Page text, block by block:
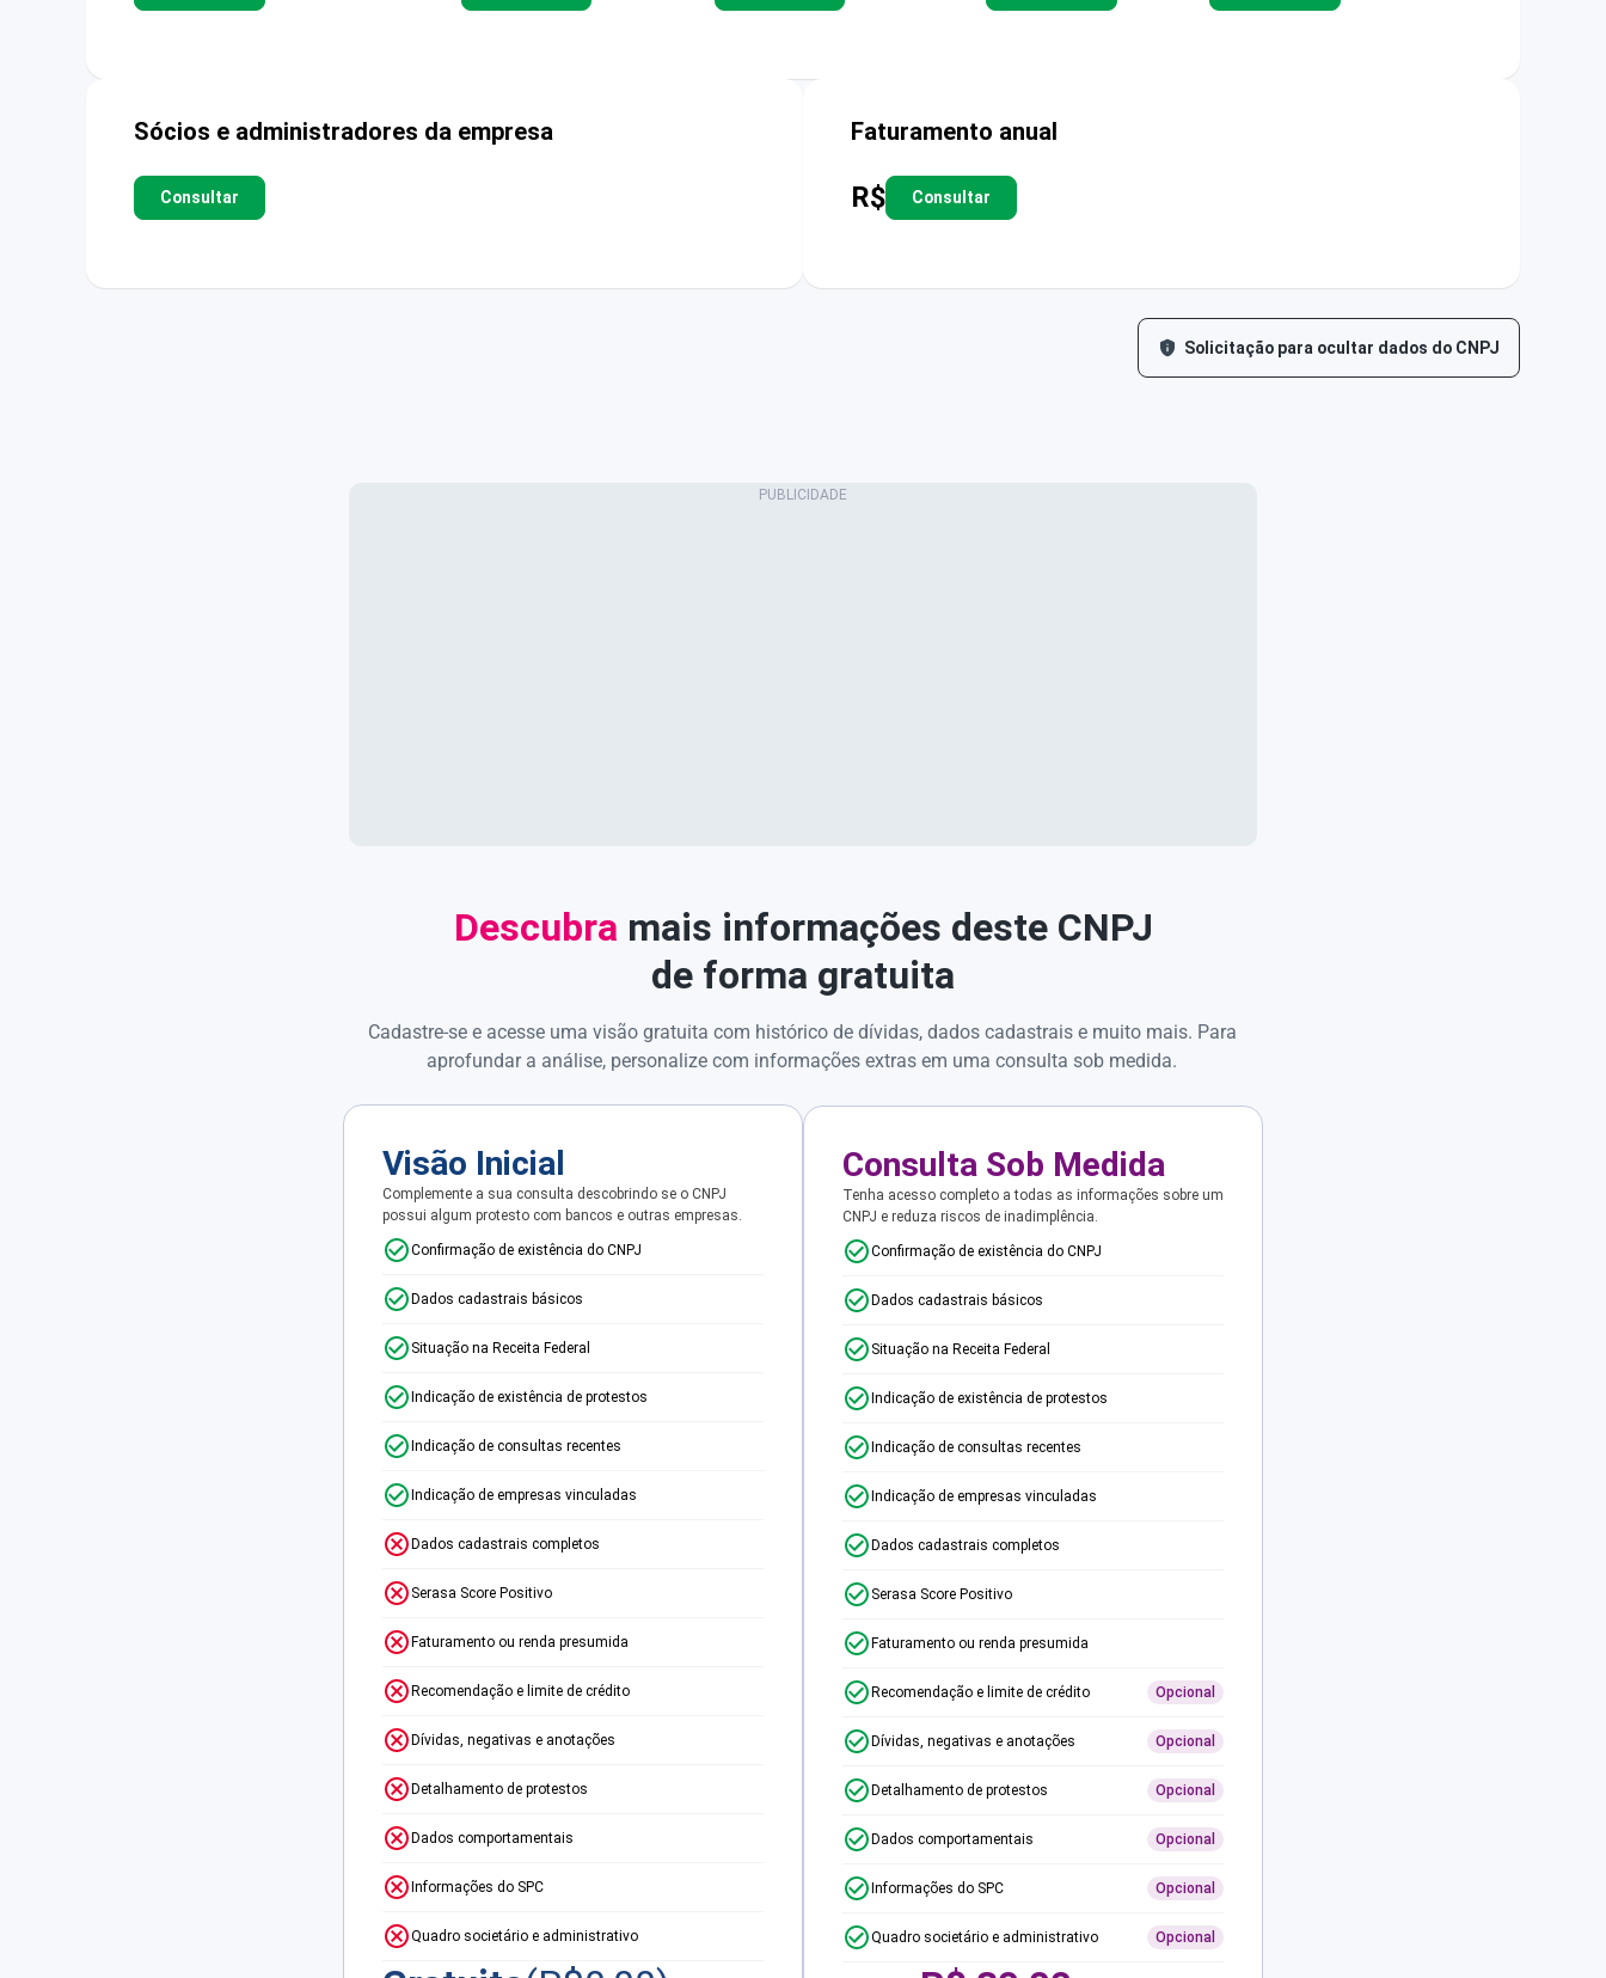
Sócios e administradores da empresa
Consultar
Faturamento anual
R$ Consultar
Solicitação para ocultar dados do CNPJ
Descubra mais informações deste CNPJ
de forma gratuita
Cadastre-se e acesse uma visão gratuita com histórico de dívidas, dados cadastrais e muito mais. Para
aprofundar a análise, personalize com informações extras em uma consulta sob medida.
Visão Inicial
Complemente a sua consulta descobrindo se o CNPJ
possui algum protesto com bancos e outras empresas.
Confirmação de existência do CNPJ
Dados cadastrais básicos
Situação na Receita Federal
Indicação de existência de protestos
Indicação de consultas recentes
Indicação de empresas vinculadas
Dados cadastrais completos
Serasa Score Positivo
Faturamento ou renda presumida
Recomendação e limite de crédito
Dívidas, negativas e anotações
Detalhamento de protestos
Dados comportamentais
Informações do SPC
Quadro societário e administrativo
Consulta Sob Medida
Tenha acesso completo a todas as informações sobre um
CNPJ e reduza riscos de inadimplência.
Confirmação de existência do CNPJ
Dados cadastrais básicos
Situação na Receita Federal
Indicação de existência de protestos
Indicação de consultas recentes
Indicação de empresas vinculadas
Dados cadastrais completos
Serasa Score Positivo
Faturamento ou renda presumida
Recomendação e limite de crédito Opcional
Dívidas, negativas e anotações Opcional
Detalhamento de protestos Opcional
Dados comportamentais Opcional
Informações do SPC Opcional
Quadro societário e administrativo Opcional